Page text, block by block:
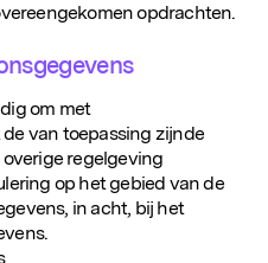
opdrachten.
om met
van toepassing zijnde
regelgeving
op het gebied van de
in acht, bij het